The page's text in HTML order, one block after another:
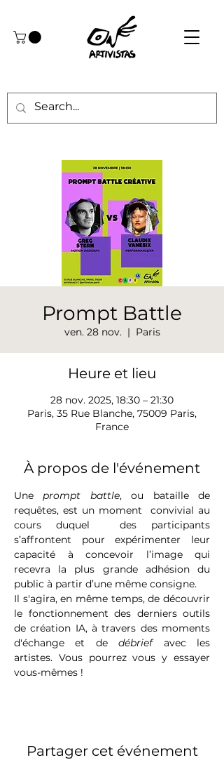
Prompt Battle
ven. 28 nov.
  |
Paris
Heure et lieu
28 nov. 2025, 18:30 – 21:30
Paris, 35 Rue Blanche, 75009 Paris,
France
À propos de l'événement
Une prompt battle, ou bataille de
requêtes, est un moment  convivial au
cours duquel  des participants
s’affrontent pour expérimenter leur
capacité à concevoir l’image qui
recevra la plus grande adhésion du
public à partir d’une même consigne.
Il s'agira, en même temps, de découvrir
le fonctionnement des derniers outils
de création IA, à travers des moments
d'échange et de débrief avec les
artistes. Vous pourrez vous y essayer
vous-mêmes !
Partager cet événement